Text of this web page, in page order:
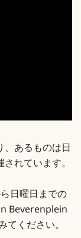
あるものは日
れています。
日曜日までの
Beverenplein
ください。